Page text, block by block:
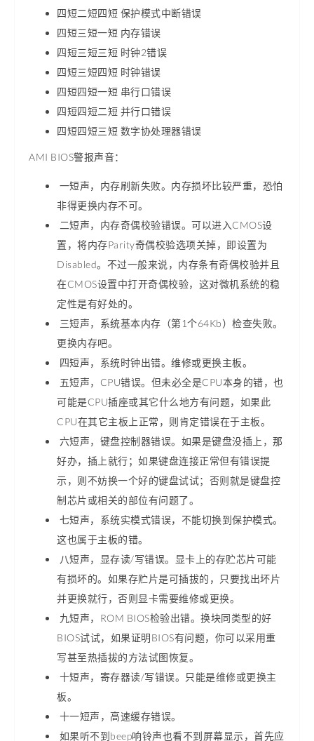
四短二短四短 保护模式中断错误
四短三短一短 内存错误
四短三短三短 时钟2错误
四短三短四短 时钟错误
四短四短一短 串行口错误
四短四短二短 并行口错误
四短四短三短 数字协处理器错误
AMI BIOS警报声音：
一短声，内存刷新失败。内存损坏比较严重，恐怕
非得更换内存不可。
二短声，内存奇偶校验错误。可以进入CMOS设
置，将内存Parity奇偶校验选项关掉，即设置为
Disabled。不过一般来说，内存条有奇偶校验并且
在CMOS设置中打开奇偶校验，这对微机系统的稳
定性是有好处的。
三短声，系统基本内存（第1个64Kb）检查失败。
更换内存吧。
四短声，系统时钟出错。维修或更换主板。
五短声，CPU错误。但未必全是CPU本身的错，也
可能是CPU插座或其它什么地方有问题，如果此
CPU在其它主板上正常，则肯定错误在于主板。
六短声，键盘控制器错误。如果是键盘没插上，那
好办，插上就行；如果键盘连接正常但有错误提
示，则不妨换一个好的键盘试试；否则就是键盘控
制芯片或相关的部位有问题了。
七短声，系统实模式错误，不能切换到保护模式。
这也属于主板的错。
八短声，显存读/写错误。显卡上的存贮芯片可能
有损坏的。如果存贮片是可插拔的，只要找出坏片
并更换就行，否则显卡需要维修或更换。
九短声，ROM BIOS检验出错。换块同类型的好
BIOS试试，如果证明BIOS有问题，你可以采用重
写甚至热插拔的方法试图恢复。
十短声，寄存器读/写错误。只能是维修或更换主
板。
十一短声，高速缓存错误。
如果听不到beep响铃声也看不到屏幕显示，首先应